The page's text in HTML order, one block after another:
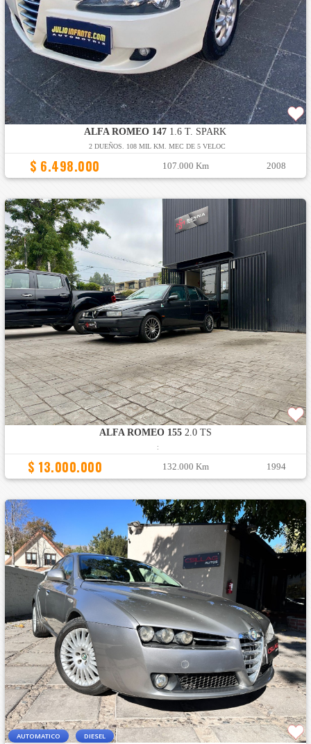
ALFA ROMEO 147 1.6 T. SPARK
2 DUEÑOS. 108 MIL KM. MEC DE 5 VELOC
$ 6.498.000 107.000 Km 2008
ALFA ROMEO 1552.0 TS
:
$ 13.000.000 132.000 Km 1994
AUTOMATICO DIESEL